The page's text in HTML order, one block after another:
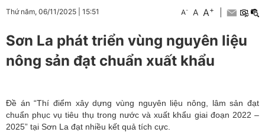
Thứ năm, 06/11/2025 15:51 A- A A+
Sơn La phát triển vùng nguyên liệu
nông sản đạt chuẩn xuất khẩu
Đề án “Thí điểm xây dựng vùng nguyên liệu nông, lâm sản đạt
chuẩn phục vụ tiêu thụ trong nước và xuất khẩu giai đoạn 2022 –
2025” tại Sơn La đạt nhiều kết quả tích cực.